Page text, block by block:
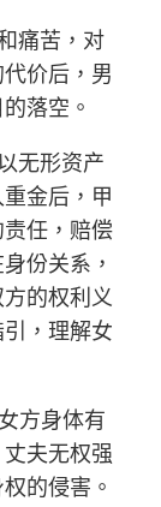
痛苦，对
价后，男
落空。
无形资产
金后，甲
任，赔偿
份关系，
的权利义
，理解女
方身体有
夫无权强
的侵害。